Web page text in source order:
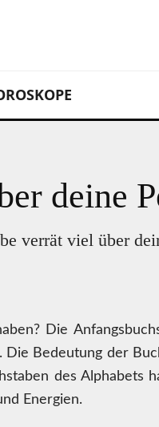
deine
verrät viel über
Die
Die Bedeutung der
des Alphabets
Energien.